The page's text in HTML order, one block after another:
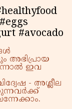
#avocado
അഭിപ്രായ
ഇവ
- അശ്ലീല